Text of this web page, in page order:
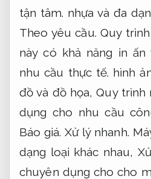
tận tâm. nhựa và đa
Theo yêu cầu. Quy
này có khả năng in ấn
nhu cầu thực tế. hình
đồ và đồ họa,Quy trình
dụng cho nhu cầu
Báo giá. Xử lý nhanh.
dạng loại khác nhau,
chuyên dụng cho cho